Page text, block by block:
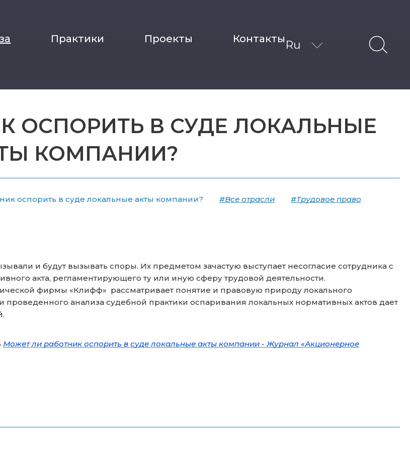
Практики Проекты Контакты Ru
ОСПОРИТЬ В СУДЕ ЛОКАЛЬНЫЕ
КОМПАНИИ?
оспорить в суде локальные акты компании? #Все отрасли #Трудовое право
и будут вызывать споры. Их предметом зачастую выступает несогласие сотрудника с
акта, регламентирующего ту или иную сферу трудовой деятельности.
фирмы «Клифф» рассматривает понятие и правовую природу локального
проведенного анализа судебной практики оспаривания локальных нормативных актов дает
Может ли работник оспорить в суде локальные акты компании - Журнал «Акционерное